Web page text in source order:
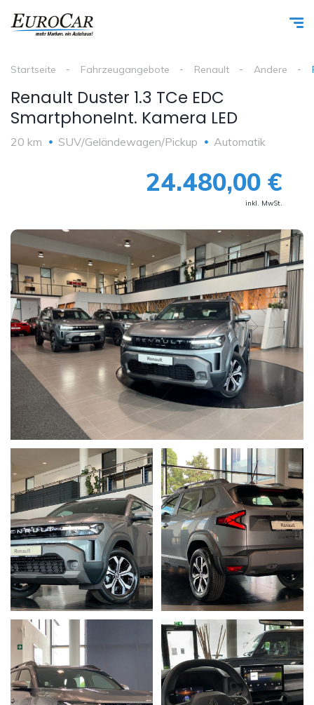
Startseite Fahrzeugangebote Renault Andere
Renault Duster 1.3 TCe EDC
SmartphoneInt. Kamera LED
20 km SUV/Geländewagen/Pickup Automatik
24.480,00 €
inkl. MwSt.